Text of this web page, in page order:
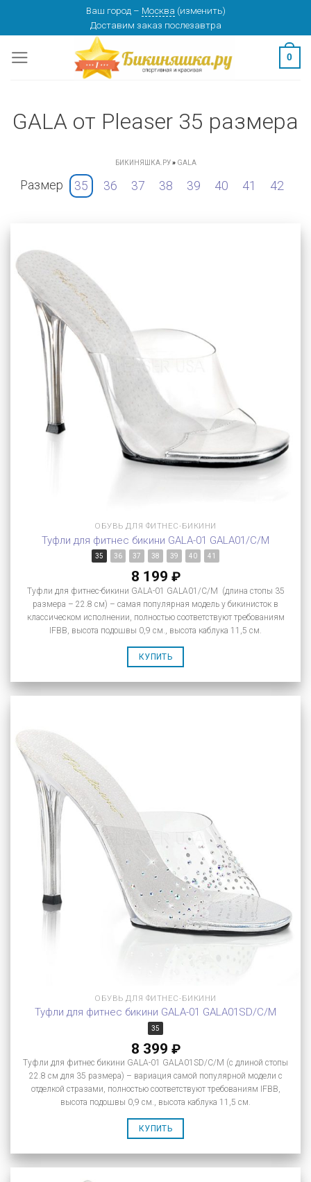
content
Ваш город – Москва (изменить)
Доставим заказ послезавтра
0
GALA от Pleaser 35 размера
БИКИНЯШКА.РУ» GALA
Размер 35 36 37 38 39 40 41 42
ОБУВЬ ДЛЯ ФИТНЕС-БИКИНИ
Туфли для фитнес бикини GALA-01 GALA01/C/M
35 36 37 38 39 40 41
8 199 ₽
Туфли для фитнес-бикини GALA-01 GALA01/C/M (длина стопы 35
размера – 22.8 см) – самая популярная модель у бикинисток в
классическом исполнении, полностью соответствуют требованиям
IFBB, высота подошвы 0,9 см., высота каблука 11,5 см.
КУПИТЬ
ОБУВЬ ДЛЯ ФИТНЕС-БИКИНИ
Туфли для фитнес бикини GALA-01 GALA01SD/C/M
35
8 399 ₽
Туфли для фитнес бикини GALA-01 GALA01SD/C/M (с длиной стопы
22.8 см для 35 размера) – вариация самой популярной модели с
отделкой стразами, полностью соответствуют требованиям IFBB,
высота подошвы 0,9 см., высота каблука 11,5 см.
КУПИТЬ